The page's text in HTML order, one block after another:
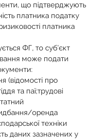
що підтверджують
платника податку
платника
ФГ, то суб’єкт
може подати
(відомості про
та паї;трудові
оренда
техніки
даних зазначених у